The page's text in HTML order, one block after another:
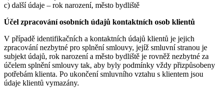
c) další údaje – rok narození, město bydliště
Účel zpracování osobních údajů kontaktních osob klientů
V případě identifikačních a kontaktních údajů klientů je jejich
zpracování nezbytné pro splnění smlouvy, jejíž smluvní stranou je
subjekt údajů, rok narození a město bydliště je rovněž nezbytné za
účelem splnění smlouvy tak, aby byly podmínky vždy přizpůsobeny
potřebám klienta. Po ukončení smluvního vztahu s klientem jsou
údaje klientů vymazány.